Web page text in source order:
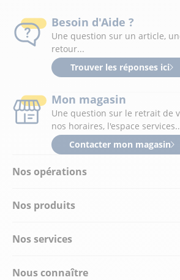
Nos opérations
Nos produits
Nos services
Nous connaître
Besoin d'Aide ?
Une question sur un article,
retour...
Trouver les réponses ici
Mon magasin
Une question sur le retrait de
nos horaires, l'espace
Contacter mon magasin